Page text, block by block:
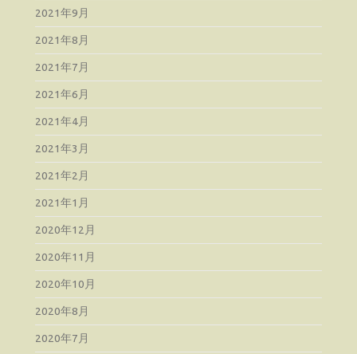
2021年9月
2021年8月
2021年7月
2021年6月
2021年4月
2021年3月
2021年2月
2021年1月
2020年12月
2020年11月
2020年10月
2020年8月
2020年7月